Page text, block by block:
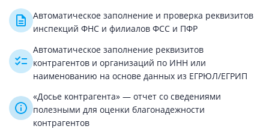
Автоматическое заполнение и проверка реквизитов
инспекций ФНС и филиалов ФСС и ПФР
Автоматическое заполнение реквизитов
контрагентов и организаций по ИНН или
наименованию на основе данных из ЕГРЮЛ/ЕГРИП
«Досье контрагента» — отчет со сведениями
полезными для оценки благонадежности
контрагентов